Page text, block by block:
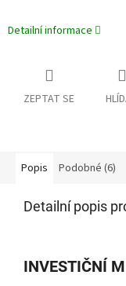
Detailní informace
ZEPTAT SE
Popis Podobné (6)
Detailní popis
INVESTIČNÍ